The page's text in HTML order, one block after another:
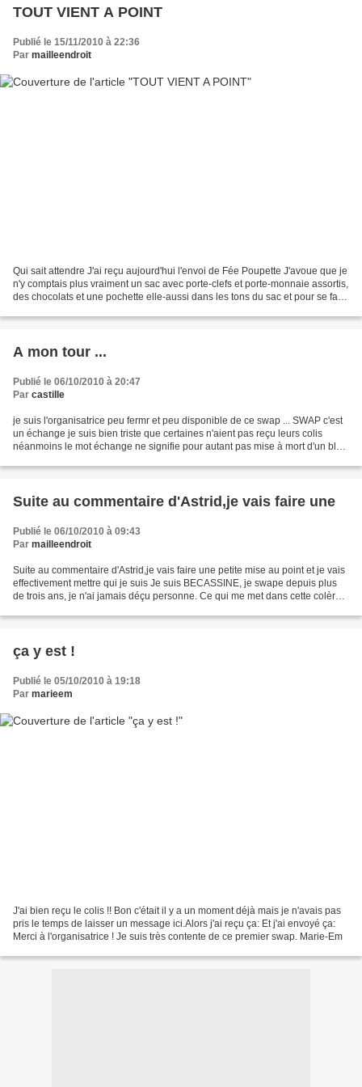
TOUT VIENT A POINT
Publié le 15/11/2010 à 22:36
Par mailleendroit
Qui sait attendre J'ai reçu aujourd'hui l'envoi de Fée Poupette J'avoue que je
n'y comptais plus vraiment un sac avec porte-clefs et porte-monnaie assortis,
des chocolats et une pochette elle-aussi dans les tons du sac et pour se faire
A mon tour ...
Publié le 06/10/2010 à 20:47
Par castille
je suis l'organisatrice peu fermr et peu disponible de ce swap ... SWAP c'est
un échange je suis bien triste que certaines n'aient pas reçu leurs colis
néanmoins le mot échange ne signifie pour autant pas mise à mort d'un blog
Suite au commentaire d'Astrid,je vais faire une
Publié le 06/10/2010 à 09:43
Par mailleendroit
Suite au commentaire d'Astrid,je vais faire une petite mise au point et je vais
effectivement mettre qui je suis Je suis BECASSINE, je swape depuis plus
de trois ans, je n'ai jamais déçu personne. Ce qui me met dans cette colère,
ça y est !
Publié le 05/10/2010 à 19:18
Par marieem
J'ai bien reçu le colis !! Bon c'était il y a un moment déjà mais je n'avais pas
pris le temps de laisser un message ici.Alors j'ai reçu ça: Et j'ai envoyé ça:
Merci à l'organisatrice ! Je suis très contente de ce premier swap. Marie-Em